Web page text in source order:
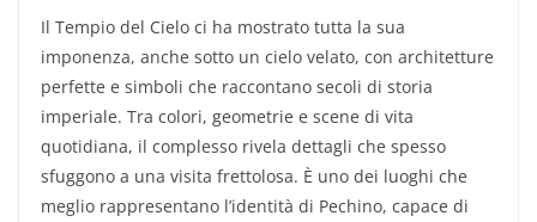
Il Tempio del Cielo ci ha mostrato tutta la sua
imponenza, anche sotto un cielo velato, con architetture
perfette e simboli che raccontano secoli di storia
imperiale. Tra colori, geometrie e scene di vita
quotidiana, il complesso rivela dettagli che spesso
sfuggono a una visita frettolosa. È uno dei luoghi che
meglio rappresentano l’identità di Pechino, capace di